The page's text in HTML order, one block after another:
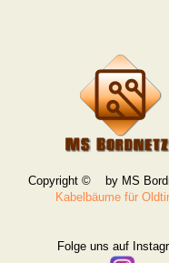
Copyright © by MS
Kabelbäume für
Folge uns auf